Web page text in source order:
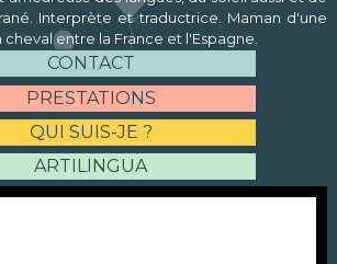
Interprète et traductrice. Maman d'une
cheval entre la France et l'Espagne.
CONTACT
PRESTATIONS
QUI SUIS-JE ?
ARTILINGUA